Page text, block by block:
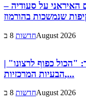
האיראני על סעודיה –
שנמשכות בהורמוז
חדשות8 בAugust 2026
"הכול כפוף לרצונו" |
הבעיות המרכזיות,...
חדשות8 בAugust 2026